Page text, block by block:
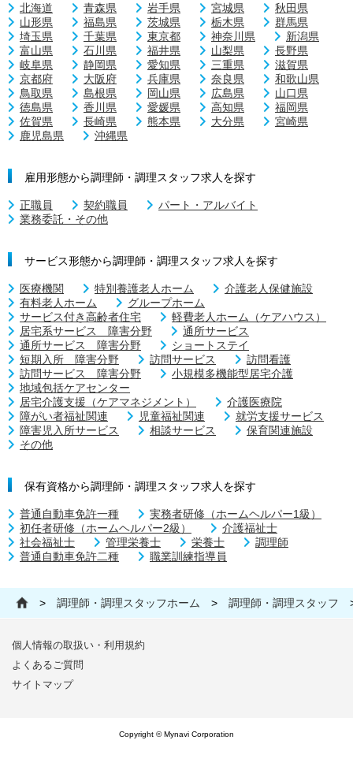
北海道 青森県 岩手県 宮城県
秋田県
山形県
福島県 茨城県 栃木県
群馬県
埼玉県
千葉県 東京都 神奈川県
新潟県
富山県
石川県 福井県 山梨県
長野県
岐阜県
静岡県 愛知県 三重県
滋賀県
京都府
大阪府 兵庫県 奈良県
和歌山県
鳥取県
島根県 岡山県 広島県
山口県
徳島県
香川県 愛媛県 高知県
福岡県
佐賀県
長崎県 熊本県 大分県
宮崎県
鹿児島県
沖縄県
雇用形態から調理師・調理スタッフ求人を探す
正職員 契約職員
パート・アルバイト
業務委託・その他
サービス形態から調理師・調理スタッフ求人を探す
医療機関 特別養護老人ホーム
介護老人保健施設
有料老人ホーム
グループホーム
サービス付き高齢者住宅
軽費老人ホーム（ケアハウス）
居宅系サービス 障害分野
通所サービス
通所サービス 障害分野
ショートステイ
短期入所 障害分野
訪問サービス
訪問看護
訪問サービス 障害分野
小規模多機能型居宅介護
地域包括ケアセンター
居宅介護支援（ケアマネジメント）
介護医療院
障がい者福祉関連
児童福祉関連
就労支援サービス
障害児入所サービス
相談サービス
保育関連施設
その他
保有資格から調理師・調理スタッフ求人を探す
普通自動車免許一種
実務者研修（ホームヘルパー1級）
初任者研修（ホームヘルパー2級）
介護福祉士
社会福祉士
管理栄養士 栄養士
調理師
普通自動車免許二種
職業訓練指導員
> 調理師・調理スタッフホーム > 調理師・調理スタッフ
個人情報の取扱い・利用規約
よくあるご質問
サイトマップ
Copyright © Mynavi Corporation